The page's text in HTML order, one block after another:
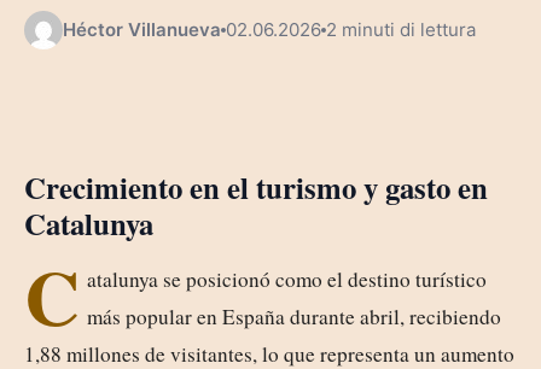
Héctor Villanueva 02.06.2026 2 minuti di lettura
Crecimiento en el turismo y gasto en
Catalunya
C atalunya se posicionó como el destino turístico
más popular en España durante abril, recibiendo
1,88 millones de visitantes, lo que representa un aumento